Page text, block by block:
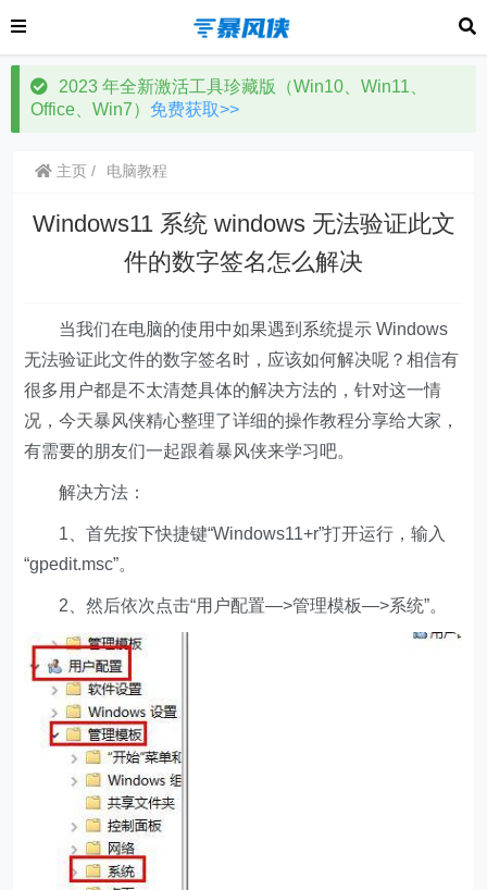
2023 年全新激活工具珍藏版（Win10、Win11、
Office、Win7） 免费获取>>
主页 电脑教程
Windows11 系统 windows 无法验证此文
件的数字签名怎么解决
当我们在电脑的使用中如果遇到系统提示 Windows
无法验证此文件的数字签名时，应该如何解决呢？相信有
很多用户都是不太清楚具体的解决方法的，针对这一情
况，今天暴风侠精心整理了详细的操作教程分享给大家，
有需要的朋友们一起跟着暴风侠来学习吧。
解决方法：
1、首先按下快捷键“Windows11+r”打开运行，输入
“gpedit.msc”。
2、然后依次点击“用户配置—>管理模板—>系统”。